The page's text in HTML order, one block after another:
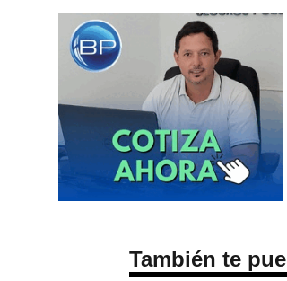
También te